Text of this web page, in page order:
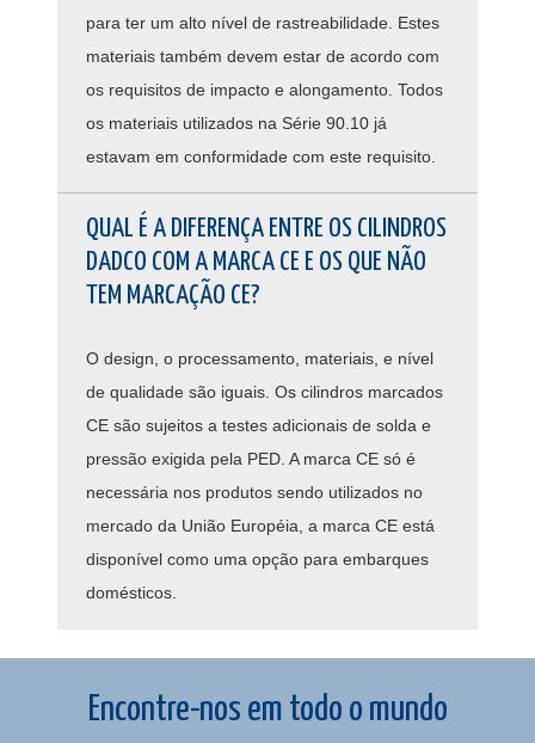
para ter um alto nível de rastreabilidade. Estes
materiais também devem estar de acordo com
os requisitos de impacto e alongamento. Todos
os materiais utilizados na Série 90.10 já
estavam em conformidade com este requisito.
QUAL É A DIFERENÇA ENTRE OS CILINDROS
DADCO COM A MARCA CE E OS QUE NÃO
TEM MARCAÇÃO CE?
O design, o processamento, materiais, e nível
de qualidade são iguais. Os cilindros marcados
CE são sujeitos a testes adicionais de solda e
pressão exigida pela PED. A marca CE só é
necessária nos produtos sendo utilizados no
mercado da União Européia, a marca CE está
disponível como uma opção para embarques
domésticos.
Encontre-nos em todo o mundo